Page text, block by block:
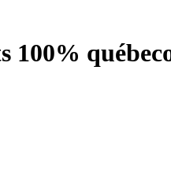
100%